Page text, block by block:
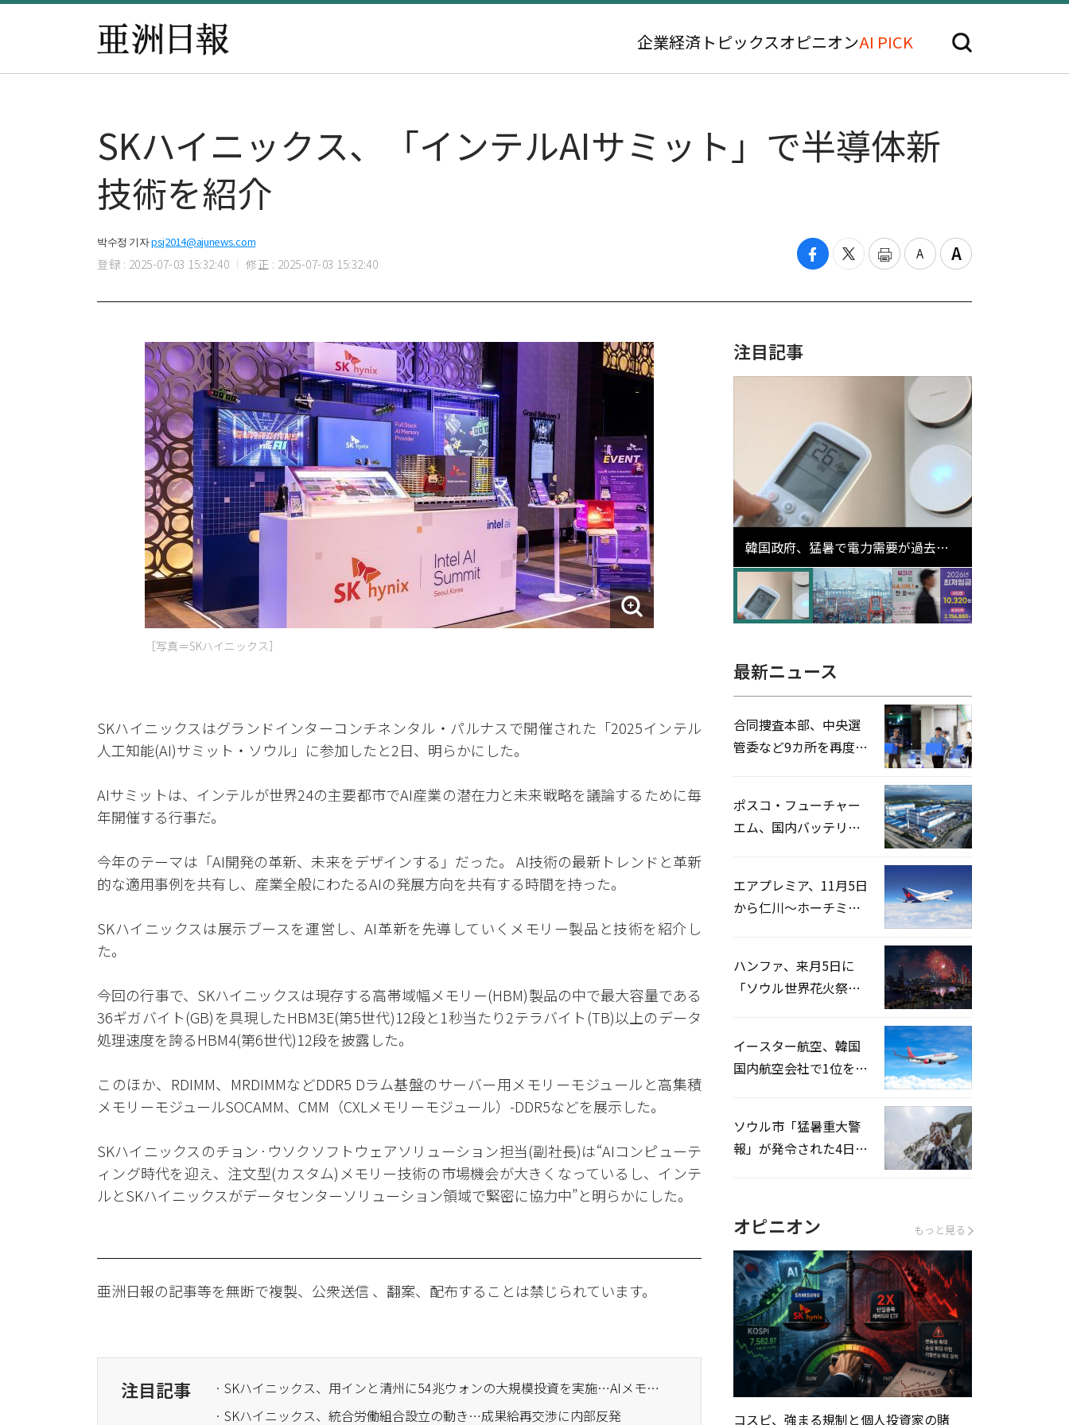
企業経済 トピックスオピニオンAI PICK
SKハイニックス、「インテルAIサミット」で半導体新
技術を紹介
박수정 기자psj2014@ajunews.com
登録 : 2025-07-03 15:32:40 修正 : 2025-07-03 15:32:40
［写真＝SKハイニックス］
SKハイニックスはグランドインターコンチネンタル・パルナスで開催された「2025インテル
人工知能(AI)サミット・ソウル」に参加したと2日、明らかにした。
AIサミットは、インテルが世界24の主要都市でAI産業の潜在力と未来戦略を議論するために毎
年開催する行事だ。
今年のテーマは「AI開発の革新、未来をデザインする」だった。 AI技術の最新トレンドと革新
的な適用事例を共有し、産業全般にわたるAIの発展方向を共有する時間を持った。
SKハイニックスは展示ブースを運営し、AI革新を先導していくメモリー製品と技術を紹介し
た。
今回の行事で、SKハイニックスは現存する高帯域幅メモリー(HBM)製品の中で最大容量である
36ギガバイト(GB)を具現したHBM3E(第5世代)12段と1秒当たり2テラバイト(TB)以上のデータ
処理速度を誇るHBM4(第6世代)12段を披露した。
このほか、RDIMM、MRDIMMなどDDR5 Dラム基盤のサーバー用メモリーモジュールと高集積
メモリーモジュールSOCAMM、CMM（CXLメモリーモジュール）-DDR5などを展示した。
SKハイニックスのチョン·ウソクソフトウェアソリューション担当(副社長)は“AIコンピューテ
ィング時代を迎え、注文型(カスタム)メモリー技術の市場機会が大きくなっているし、インテ
ルとSKハイニックスがデータセンターソリューション領域で緊密に協力中”と明らかにした。
亜洲日報の記事等を無断で複製、公衆送信 、翻案、配布することは禁じられています。
注目記事
· SKハイニックス、用インと清州に54兆ウォンの大規模投資を実施…AIメモリの選択と集中
· SKハイニックス、統合労働組合設立の動き…成果給再交渉に内部反発
注目記事
韓国政府、猛暑で電力需要が過去最
高更新の可能性に需給対応体制を点
検
最新ニュース
合同捜査本部、中央選
管委など9カ所を再度家
ポスコ・フューチャー
エム、国内バッテリー
エアプレミア、11月5日
から仁川〜ホーチミン
ハンファ、来月5日に
「ソウル世界花火祭り
イースター航空、韓国
国内航空会社で1位を記
ソウル市「猛暑重大警
報」が発令された4日、
オピニオン もっと見る
コスピ、強まる規制と個人投資家の賭